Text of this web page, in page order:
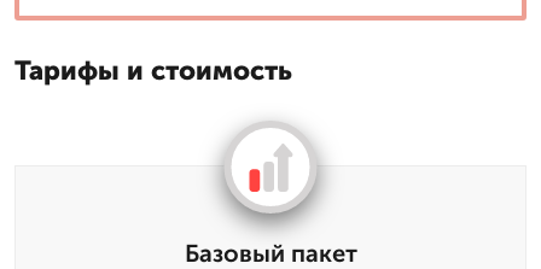
Тарифы и стоимость
Базовый пакет